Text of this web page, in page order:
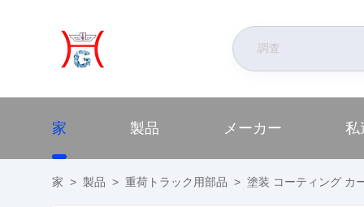
家 製品 メーカー 私
家 > 製品 > 重荷トラック用部品 > 塗装 コーティング カ